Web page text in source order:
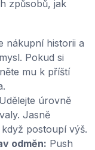
způsobů, jak
nákupní historii a
Pokud si
mu k příští
Udělejte úrovně
Jasně
postoupí výš.
odměn: Push